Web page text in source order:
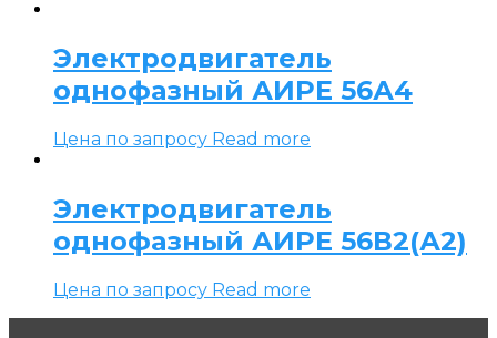
Электродвигатель
однофазный АИРЕ 56А4
Цена по запросу Read more
Электродвигатель
однофазный АИРЕ 56В2(А2)
Цена по запросу Read more